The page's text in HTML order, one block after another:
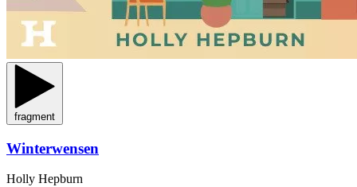
fragment
Winterwensen
Holly Hepburn